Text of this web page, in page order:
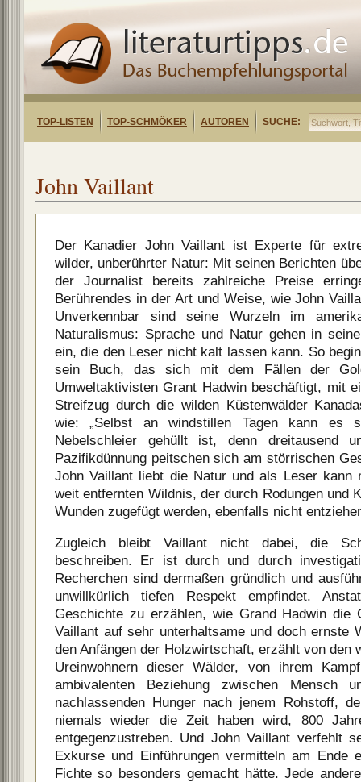
TOP-LISTEN TOP-SCHMÖKER AUTOREN SUCHE:
John Vaillant
Der Kanadier John Vaillant ist Experte für
wilder, unberührter Natur: Mit seinen Berichten
der Journalist bereits zahlreiche Preise
Berührendes in der Art und Weise, wie John
Unverkennbar sind seine Wurzeln im
Naturalismus: Sprache und Natur gehen in
ein, die den Leser nicht kalt lassen kann. So
sein Buch, das sich mit dem Fällen der
Umweltaktivisten Grant Hadwin beschäftigt, mit
Streifzug durch die wilden Küstenwälder
wie: „Selbst an windstillen Tagen kann es
Nebelschleier gehüllt ist, denn dreitausend
Pazifikdünnung peitschen sich am störrischen
John Vaillant liebt die Natur und als Leser kann
weit entfernten Wildnis, der durch Rodungen und
Wunden zugefügt werden, ebenfalls nicht
Zugleich bleibt Vaillant nicht dabei, die
beschreiben. Er ist durch und durch
Recherchen sind dermaßen gründlich und
unwillkürlich tiefen Respekt empfindet.
Geschichte zu erzählen, wie Grand Hadwin die
Vaillant auf sehr unterhaltsame und doch ernste
den Anfängen der Holzwirtschaft, erzählt von den
Ureinwohnern dieser Wälder, von ihrem
ambivalenten Beziehung zwischen Mensch
nachlassenden Hunger nach jenem Rohstoff,
niemals wieder die Zeit haben wird, 800
entgegenzustreben. Und John Vaillant verfehlt
Exkurse und Einführungen vermitteln am Ende
Fichte so besonders gemacht hätte. Jede